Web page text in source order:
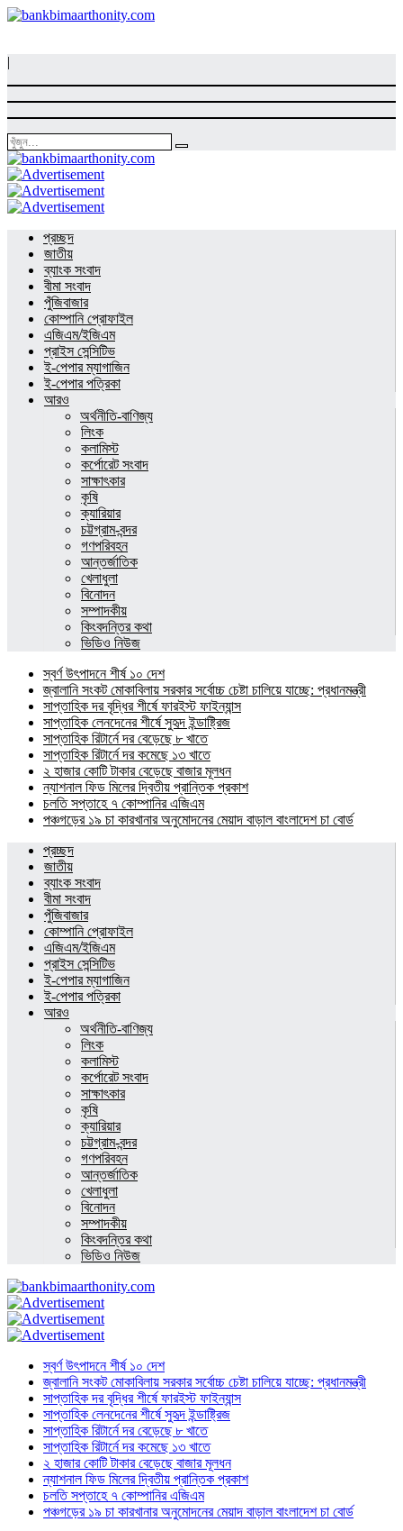
|
প্রচ্ছদ
জাতীয়
ব্যাংক সংবাদ
বীমা সংবাদ
পুঁজিবাজার
কোম্পানি প্রোফাইল
এজিএম/ইজিএম
প্রাইস সেন্সিটিভ
ই-পেপার ম্যাগাজিন
ই-পেপার পত্রিকা
আরও
অর্থনীতি-বাণিজ্য
লিংক
কলামিস্ট
কর্পোরেট সংবাদ
সাক্ষাৎকার
কৃষি
ক্যারিয়ার
চট্টগ্রাম-বন্দর
গণপরিবহন
আন্তর্জাতিক
খেলাধুলা
বিনোদন
সম্পাদকীয়
কিংবদন্তির কথা
ভিডিও নিউজ
স্বর্ণ উৎপাদনে শীর্ষ ১০ দেশ
জ্বালানি সংকট মোকাবিলায় সরকার সর্বোচ্চ চেষ্টা চালিয়ে যাচ্ছে: প্রধানমন্ত্রী
সাপ্তাহিক দর বৃদ্ধির শীর্ষে ফারইস্ট ফাইন্যান্স
সাপ্তাহিক লেনদেনের শীর্ষে সুহৃদ ইন্ডাষ্ট্রিজ
সাপ্তাহিক রিটার্নে দর বেড়েছে ৮ খাতে
সাপ্তাহিক রিটার্নে দর কমেছে ১৩ খাতে
২ হাজার কোটি টাকার বেড়েছে বাজার মূলধন
ন্যাশনাল ফিড মিলের দ্বিতীয় প্রান্তিক প্রকাশ
চলতি সপ্তাহে ৭ কোম্পানির এজিএম
পঞ্চগড়ের ১৯ চা কারখানার অনুমোদনের মেয়াদ বাড়াল বাংলাদেশ চা বোর্ড
প্রচ্ছদ
জাতীয়
ব্যাংক সংবাদ
বীমা সংবাদ
পুঁজিবাজার
কোম্পানি প্রোফাইল
এজিএম/ইজিএম
প্রাইস সেন্সিটিভ
ই-পেপার ম্যাগাজিন
ই-পেপার পত্রিকা
আরও
অর্থনীতি-বাণিজ্য
লিংক
কলামিস্ট
কর্পোরেট সংবাদ
সাক্ষাৎকার
কৃষি
ক্যারিয়ার
চট্টগ্রাম-বন্দর
গণপরিবহন
আন্তর্জাতিক
খেলাধুলা
বিনোদন
সম্পাদকীয়
কিংবদন্তির কথা
ভিডিও নিউজ
স্বর্ণ উৎপাদনে শীর্ষ ১০ দেশ
জ্বালানি সংকট মোকাবিলায় সরকার সর্বোচ্চ চেষ্টা চালিয়ে যাচ্ছে: প্রধানমন্ত্রী
সাপ্তাহিক দর বৃদ্ধির শীর্ষে ফারইস্ট ফাইন্যান্স
সাপ্তাহিক লেনদেনের শীর্ষে সুহৃদ ইন্ডাষ্ট্রিজ
সাপ্তাহিক রিটার্নে দর বেড়েছে ৮ খাতে
সাপ্তাহিক রিটার্নে দর কমেছে ১৩ খাতে
২ হাজার কোটি টাকার বেড়েছে বাজার মূলধন
ন্যাশনাল ফিড মিলের দ্বিতীয় প্রান্তিক প্রকাশ
চলতি সপ্তাহে ৭ কোম্পানির এজিএম
পঞ্চগড়ের ১৯ চা কারখানার অনুমোদনের মেয়াদ বাড়াল বাংলাদেশ চা বোর্ড